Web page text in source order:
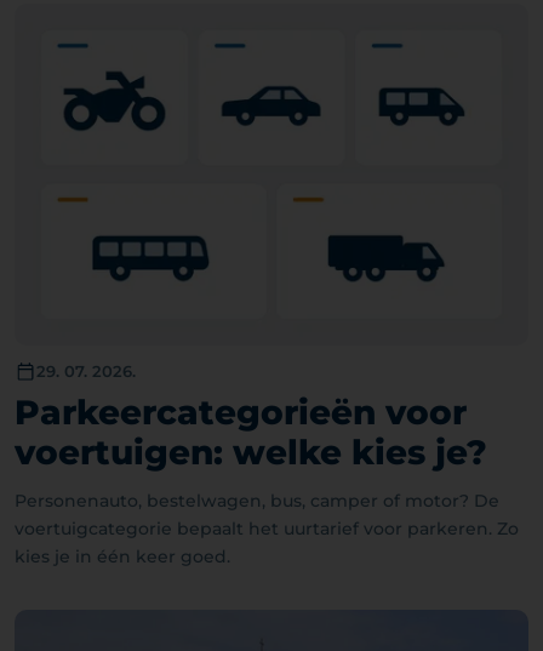
29. 07. 2026.
Parkeercategorieën voor
voertuigen: welke kies je?
Personenauto, bestelwagen, bus, camper of motor? De
voertuigcategorie bepaalt het uurtarief voor parkeren. Zo
kies je in één keer goed.